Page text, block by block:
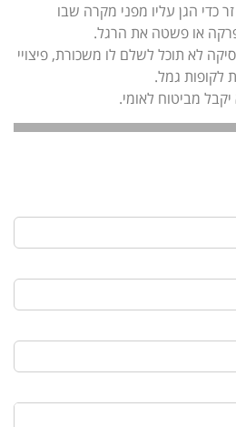
כדי הגן עליו מפני מקרה שבו
או פשטה את הרגל.
לא תוכל לשלם לו משכורת, פיצויי
לקופות גמל.
מביטוח לאומי.